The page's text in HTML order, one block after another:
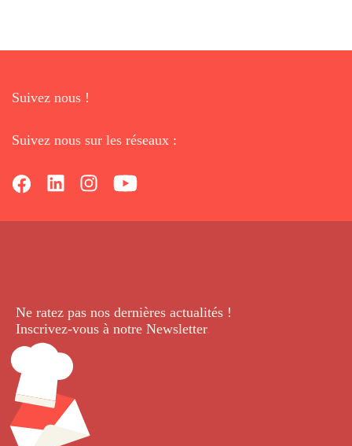
Suivez nous !
Suivez nous sur les réseaux :
Ne ratez pas nos dernières actualités !
Inscrivez-vous à notre Newsletter.